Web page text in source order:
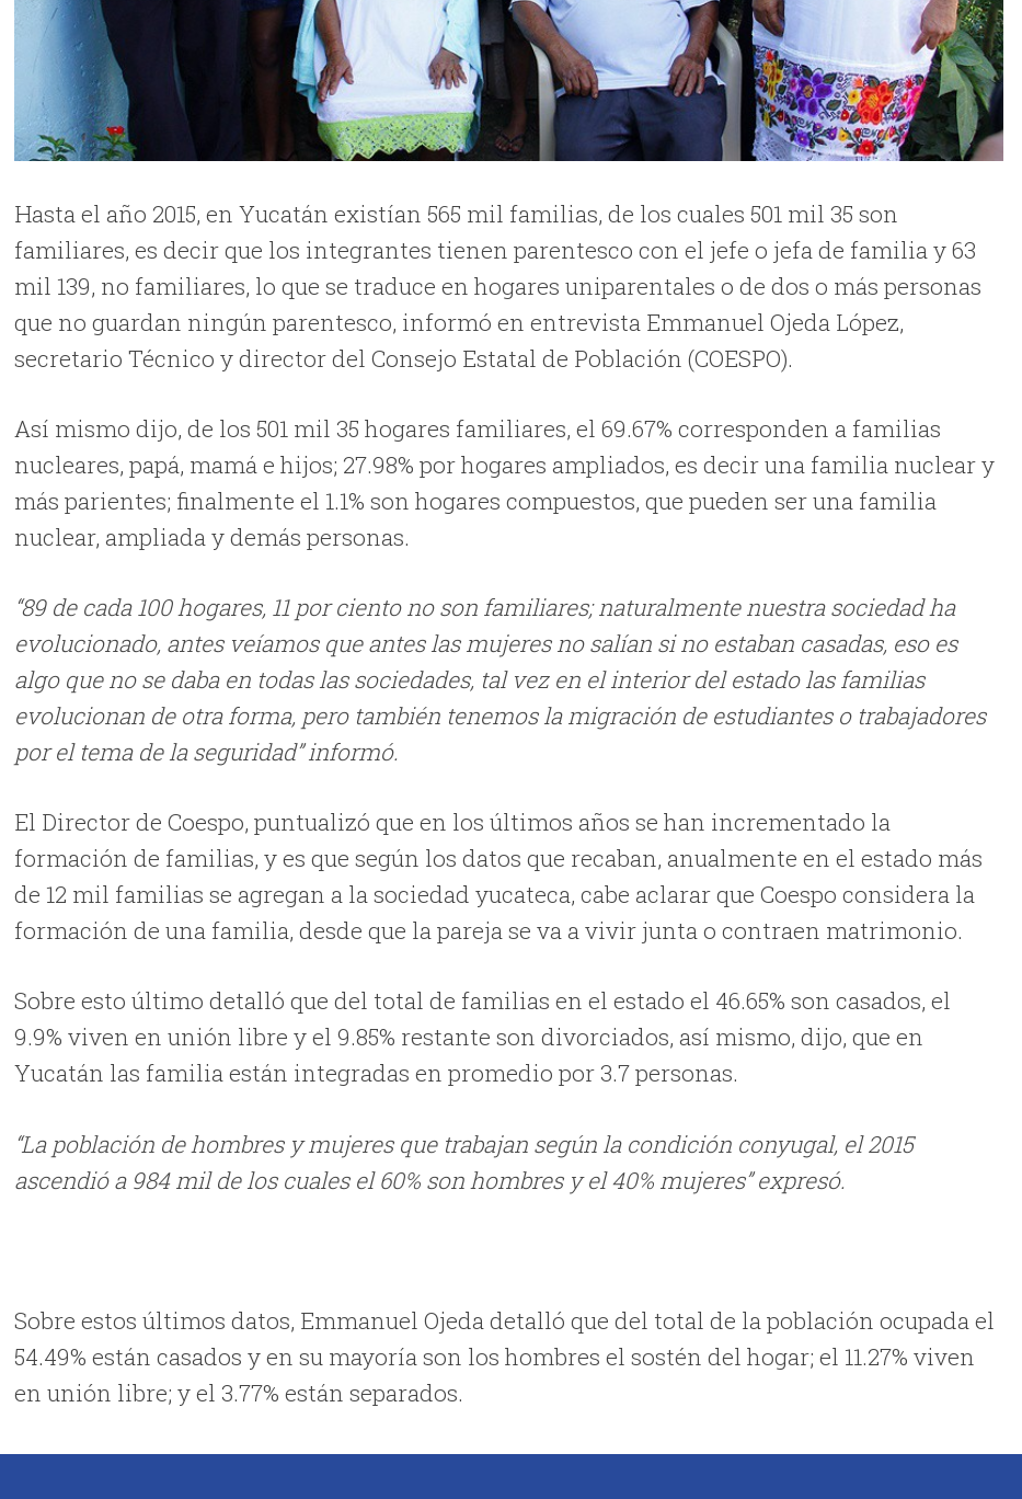
Hasta el año 2015, en Yucatán existían 565 mil familias, de los cuales 501 mil 35 son
familiares, es decir que los integrantes tienen parentesco con el jefe o jefa de familia y 63
mil 139, no familiares, lo que se traduce en hogares uniparentales o de dos o más personas
que no guardan ningún parentesco, informó en entrevista Emmanuel Ojeda López,
secretario Técnico y director del Consejo Estatal de Población (COESPO).
Así mismo dijo, de los 501 mil 35 hogares familiares, el 69.67% corresponden a familias
nucleares, papá, mamá e hijos; 27.98% por hogares ampliados, es decir una familia nuclear y
más parientes; finalmente el 1.1% son hogares compuestos, que pueden ser una familia
nuclear, ampliada y demás personas.
“89 de cada 100 hogares, 11 por ciento no son familiares; naturalmente nuestra sociedad ha
evolucionado, antes veíamos que antes las mujeres no salían si no estaban casadas, eso es
algo que no se daba en todas las sociedades, tal vez en el interior del estado las familias
evolucionan de otra forma, pero también tenemos la migración de estudiantes o trabajadores
por el tema de la seguridad” informó.
El Director de Coespo, puntualizó que en los últimos años se han incrementado la
formación de familias, y es que según los datos que recaban, anualmente en el estado más
de 12 mil familias se agregan a la sociedad yucateca, cabe aclarar que Coespo considera la
formación de una familia, desde que la pareja se va a vivir junta o contraen matrimonio.
Sobre esto último detalló que del total de familias en el estado el 46.65% son casados, el
9.9% viven en unión libre y el 9.85% restante son divorciados, así mismo, dijo, que en
Yucatán las familia están integradas en promedio por 3.7 personas.
“La población de hombres y mujeres que trabajan según la condición conyugal, el 2015
ascendió a 984 mil de los cuales el 60% son hombres y el 40% mujeres” expresó.
Sobre estos últimos datos, Emmanuel Ojeda detalló que del total de la población ocupada el
54.49% están casados y en su mayoría son los hombres el sostén del hogar; el 11.27% viven
en unión libre; y el 3.77% están separados.